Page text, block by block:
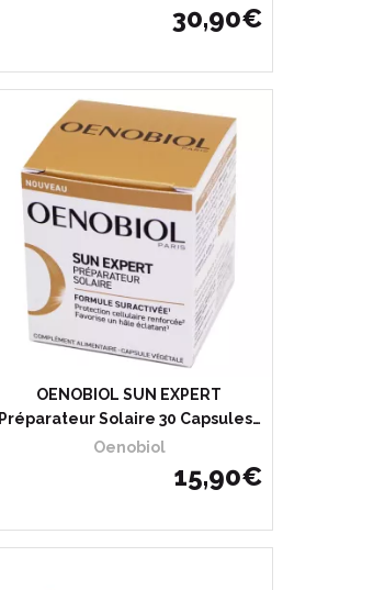
30,90€
OENOBIOL SUN EXPERT
Préparateur Solaire 30 Capsules…
Oenobiol
15,90€